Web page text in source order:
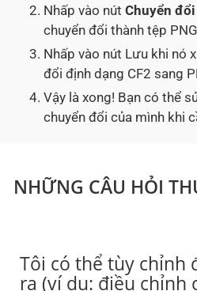
Nhấp vào nút Chuyển đổi
chuyển đổi thành tệp
Nhấp vào nút Lưu khi nó
đổi định dạng CF2 sang
Vậy là xong! Bạn có thể
chuyển đổi của mình khi
NHỮNG CÂU HỎI
Tôi có thể tùy chỉnh
ra (ví dụ: điều chỉnh